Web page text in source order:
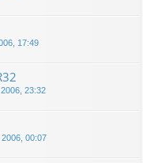
17:49
23:32
00:07